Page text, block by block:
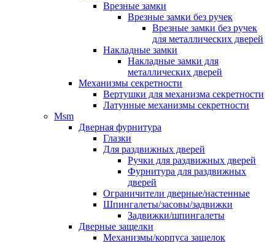
Врезные замки
Врезные замки без ручек
Врезные замки без ручек
для металлических дверей
Накладные замки
Накладные замки для
металлических дверей
Механизмы секретности
Вертушки для механизма секретности
Латунные механизмы секретности
Msm
Дверная фурнитура
Глазки
Для раздвижных дверей
Ручки для раздвижных дверей
Фурнитура для раздвижных
дверей
Ограничители дверные/настенные
Шпингалеты/засовы/задвижки
Задвижки/шпингалеты
Дверные защелки
Механизмы/корпуса защелок